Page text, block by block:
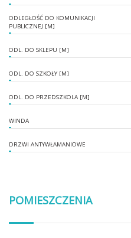
ODLEGŁOŚĆ DO KOMUNIKACJI
PUBLICZNEJ [M]
ODL. DO SKLEPU [M]
ODL. DO SZKOŁY [M]
ODL. DO PRZEDSZKOLA [M]
WINDA
DRZWI ANTYWŁAMANIOWE
POMIESZCZENIA